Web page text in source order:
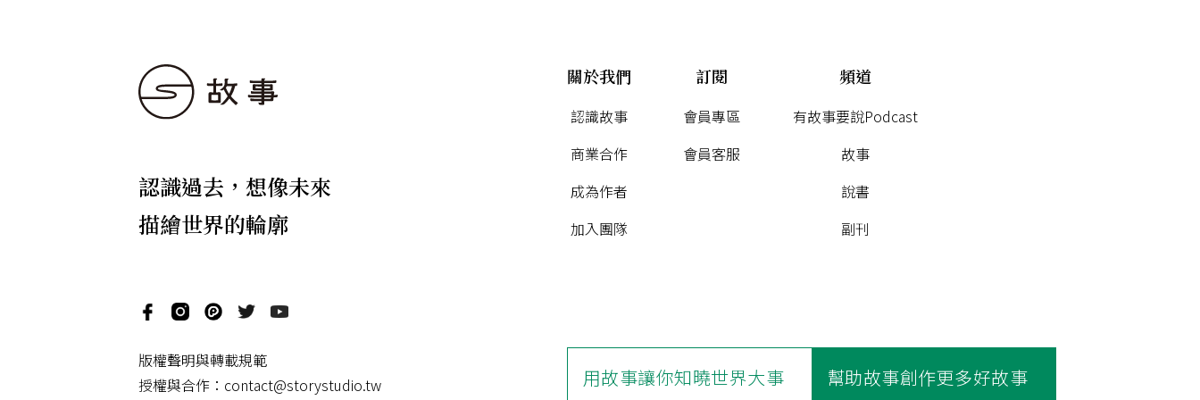
認識過去，想像未來
描繪世界的輪廓
關於我們
認識故事
商業合作
成為作者
加入團隊
訂閱
會員專區
會員客服
頻道
有故事要說Podcast
故事
說書
副刊
版權聲明與轉載規範
授權與合作： contact@storystudio.tw
用故事讓你知曉世界大事 幫助故事創作更多好故事